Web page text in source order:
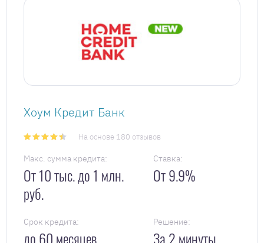
Хоум Кредит Банк
На основе 180 отзывов
Макс. сумма кредита:
От 10 тыс. до 1 млн.
руб.
Ставка:
От 9.9%
Срок кредита:
до 60 месяцев
Решение:
За 2 минуты